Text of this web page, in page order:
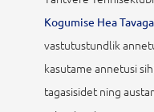
Kogumise Hea
vastutustundlik
kasutame annetusi
tagasisidet ning